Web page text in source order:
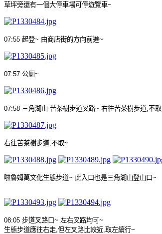
草坪旁還有一個大停車場可停遊覽車~
07:55 起登~ 由商店街的方向前進~
07:57 公厠~
07:58 三角湖山-苦茶樹步道叉路~ 右往苦茶樹步道 不取
右往苦茶樹步道 不取~
啦魯姆萬文化生態步道~ 此入口也是三角湖山登山口~
08:05 步道叉路口~ 左右叉路均可~
生態步道應往右走 但左叉路比較近 取左續行~